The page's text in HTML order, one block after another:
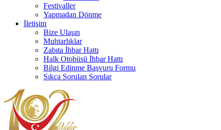
Festivaller
Yapmadan Dönme
İletişim
Bize Ulaşın
Muhtarlıklar
Zabıta İhbar Hattı
Halk Otobüsü İhbar Hattı
Bilgi Edinme Başvuru Formu
Sıkça Sorulan Sorular